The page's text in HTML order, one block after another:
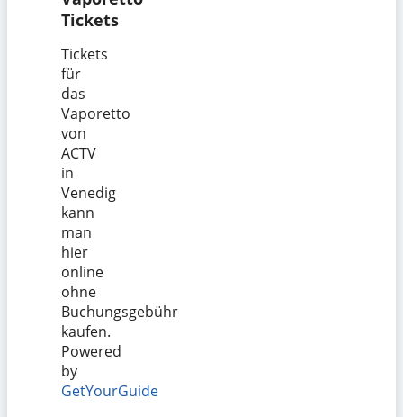
Tickets
Tickets
für
das
Vaporetto
von
ACTV
in
Venedig
kann
man
hier
online
ohne
Buchungsgebühr
kaufen.
Powered
by
GetYourGuide